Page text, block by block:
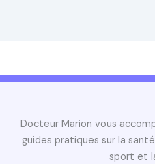
Docteur Marion vous
guides pratiques sur la
sport et